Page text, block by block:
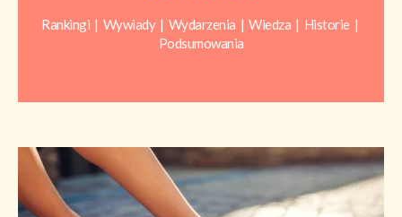
Rankingi | Wywiady| Wydarzenia |Wiedza | Historie|
Podsumowania